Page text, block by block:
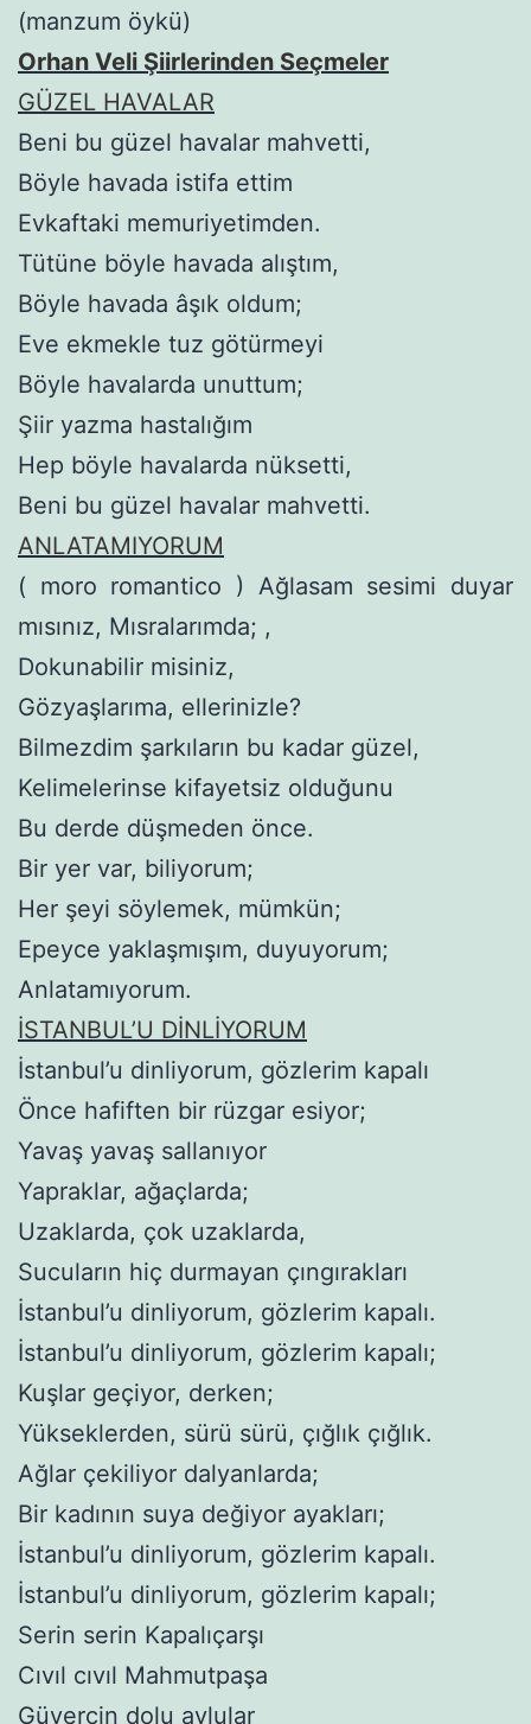
(manzum öykü)
Orhan Veli Şiirlerinden Seçmeler
GÜZEL HAVALAR
Beni bu güzel havalar mahvetti,
Böyle havada istifa ettim
Evkaftaki memuriyetimden.
Tütüne böyle havada alıştım,
Böyle havada âşık oldum;
Eve ekmekle tuz götürmeyi
Böyle havalarda unuttum;
Şiir yazma hastalığım
Hep böyle havalarda nüksetti,
Beni bu güzel havalar mahvetti.
ANLATAMIYORUM
( moro romantico ) Ağlasam sesimi duyar
mısınız, Mısralarımda; ,
Dokunabilir misiniz,
Gözyaşlarıma, ellerinizle?
Bilmezdim şarkıların bu kadar güzel,
Kelimelerinse kifayetsiz olduğunu
Bu derde düşmeden önce.
Bir yer var, biliyorum;
Her şeyi söylemek, mümkün;
Epeyce yaklaşmışım, duyuyorum;
Anlatamıyorum.
İSTANBUL’U DİNLİYORUM
İstanbul’u dinliyorum, gözlerim kapalı
Önce hafiften bir rüzgar esiyor;
Yavaş yavaş sallanıyor
Yapraklar, ağaçlarda;
Uzaklarda, çok uzaklarda,
Sucuların hiç durmayan çıngırakları
İstanbul’u dinliyorum, gözlerim kapalı.
İstanbul’u dinliyorum, gözlerim kapalı;
Kuşlar geçiyor, derken;
Yükseklerden, sürü sürü, çığlık çığlık.
Ağlar çekiliyor dalyanlarda;
Bir kadının suya değiyor ayakları;
İstanbul’u dinliyorum, gözlerim kapalı.
İstanbul’u dinliyorum, gözlerim kapalı;
Serin serin Kapalıçarşı
Cıvıl cıvıl Mahmutpaşa
Güvercin dolu avlular